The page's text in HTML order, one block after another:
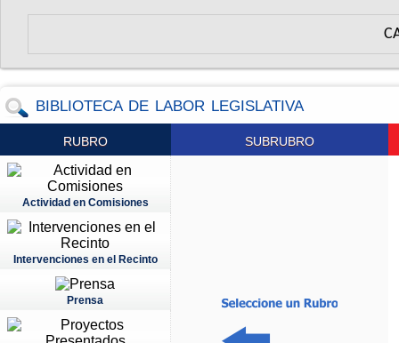
BIBLIOTECA DE LABOR LEGISLATIVA
RUBRO
Actividad en Comisiones
Intervenciones en el Recinto
Prensa
SUBRUBRO